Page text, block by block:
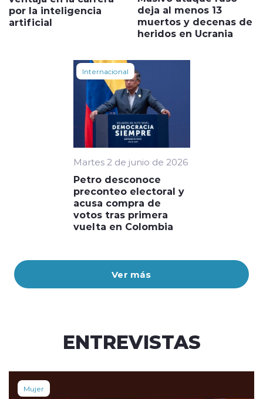
Ver más
por la inteligencia
artificial
deja al menos 13
muertos y decenas de
heridos en Ucrania
Internacional
Martes 2 de junio de 2026
Petro desconoce
preconteo electoral y
acusa compra de
votos tras primera
vuelta en Colombia
ENTREVISTAS
Mujer